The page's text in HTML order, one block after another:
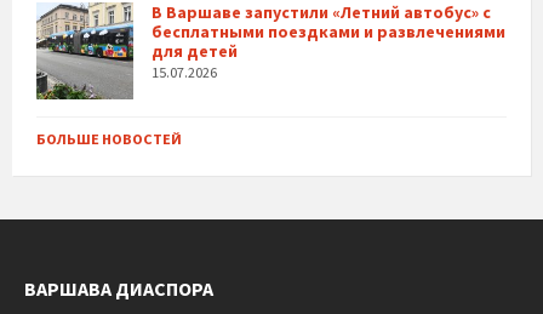
В Варшаве запустили «Летний автобус» с
бесплатными поездками и развлечениями
для детей
15.07.2026
БОЛЬШЕ НОВОСТЕЙ
ВАРШАВА ДИАСПОРА